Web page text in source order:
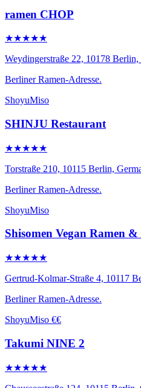
ramen CHOP
★★★★★
Weydingerstraße 22, 10178 Berlin,
Berliner Ramen-Adresse.
ShoyuMiso
SHINJU Restaurant
★★★★★
Torstraße 210, 10115 Berlin,
Berliner Ramen-Adresse.
ShoyuMiso
Shisomen Vegan Ramen
★★★★★
Gertrud-Kolmar-Straße 4, 10117
Berliner Ramen-Adresse.
ShoyuMiso €€
Takumi NINE 2
★★★★★